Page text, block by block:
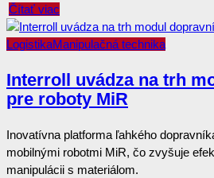
Čítať viac
LogistikaManipulačná technika
Interroll uvádza na trh
pre roboty MiR
Inovatívna platforma ľahkého
mobilnými robotmi MiR, čo zvyšuje
manipulácii s materiálom.